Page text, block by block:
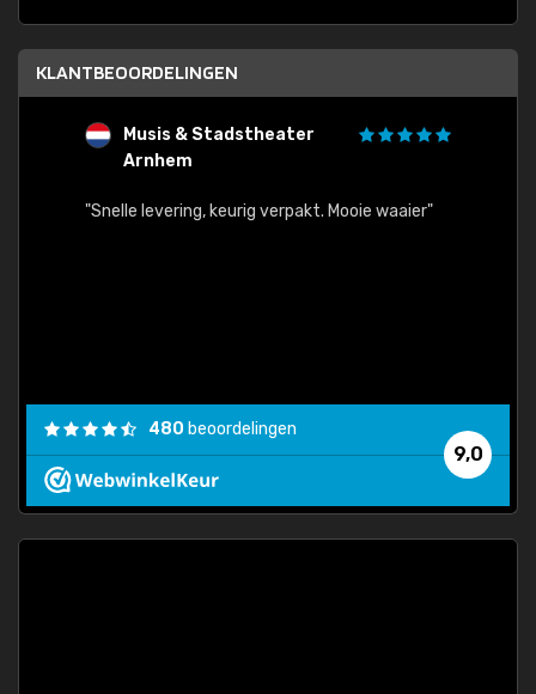
KLANTBEOORDELINGEN
Musis & Stadstheater
Arnhem
"Snelle levering, keurig verpakt. Mooie waaier"
9,0
480 beoordelingen